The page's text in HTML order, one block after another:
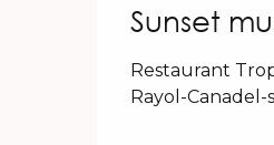
Sunset
Restaurant
Rayol-